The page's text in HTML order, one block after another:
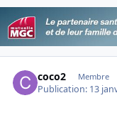
coco2 Membre
Publication: 13